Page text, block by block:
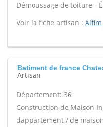
Démoussage de toiture -
Voir la fiche artisan :
Batiment de france
Artisan
Département: 36
Construction de Maison
dappartement / de